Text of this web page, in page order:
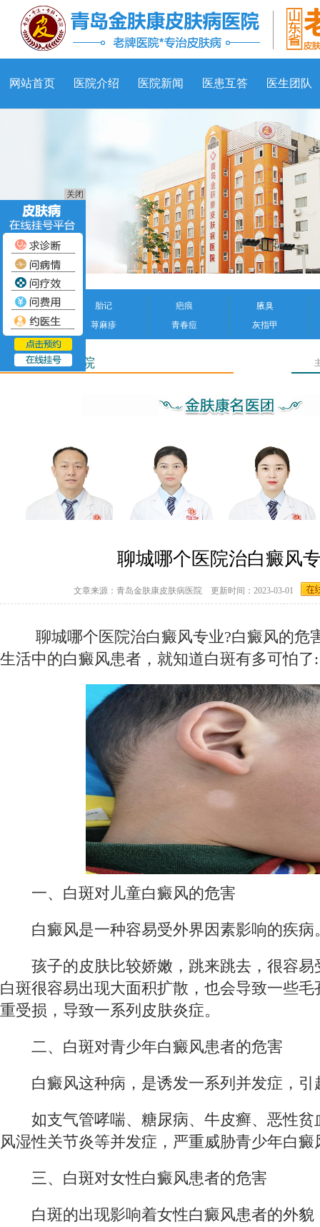
网站首页 医院介绍 医院新闻 医患互答 医生团队
胎记 疤痕
腋臭
荨麻疹
青春痘 灰指甲
聊城皮肤病医院
聊城哪个医院治白癜风
文章来源：青岛金肤康皮肤病医院 更新时间：2023-03-01
聊城哪个医院治白癜风专业?白癜风的危
生活中的白癜风患者，就知道白斑有多可怕了:
一、白斑对儿童白癜风的危害
白癜风是一种容易受外界因素影响的疾病
孩子的皮肤比较娇嫩，跳来跳去，很容易
白斑很容易出现大面积扩散，也会导致一些
重受损，导致一系列皮肤炎症。
二、白斑对青少年白癜风患者的危害
白癜风这种病，是诱发一系列并发症，引
如支气管哮喘、糖尿病、牛皮癣、恶性贫
风湿性关节炎等并发症，严重威胁青少年白
三、白斑对女性白癜风患者的危害
白斑的出现影响着女性白癜风患者的外貌
关闭